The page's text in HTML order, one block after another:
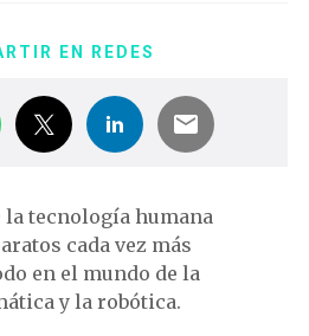
EN REDES
tecnología humana
cada vez más
en el mundo de la
y la robótica.